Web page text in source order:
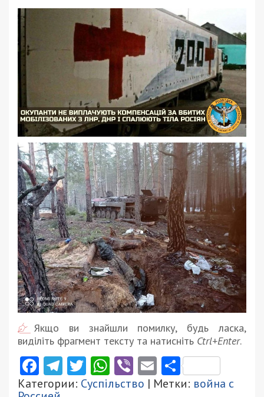
Якщо ви знайшли помилку, будь ласка,
виділіть фрагмент тексту та натисніть Ctrl+Enter.
Facebook
Telegram
Twitter
WhatsApp
ViberEmail
Категории: Суспільство | Метки: война с